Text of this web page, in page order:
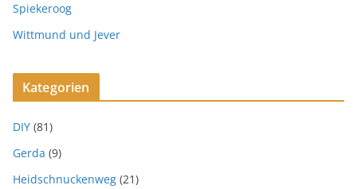
Spiekeroog
Wittmund und Jever
Kategorien
DIY (81)
Gerda (9)
Heidschnuckenweg (21)